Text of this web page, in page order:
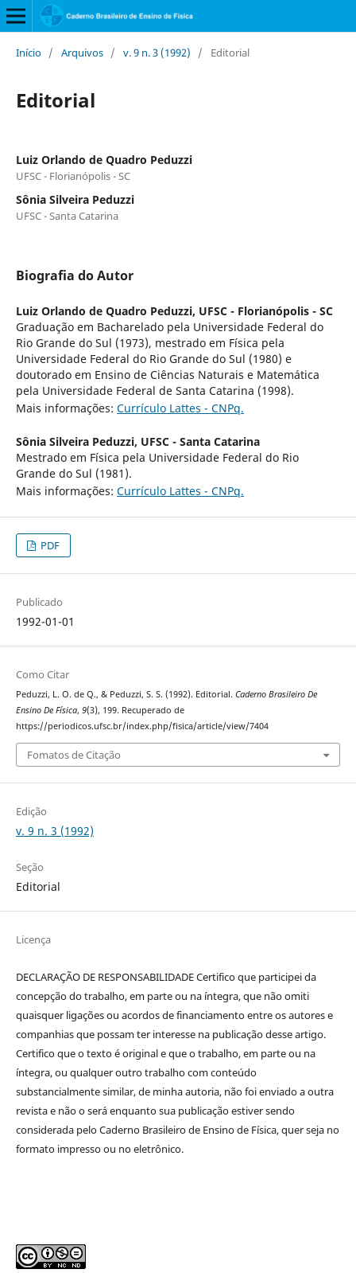
Início / Arquivos / v. 9 n. 3 (1992) / Editorial
Editorial
Luiz Orlando de Quadro Peduzzi
UFSC - Florianópolis - SC
Sônia Silveira Peduzzi
UFSC - Santa Catarina
Biografia do Autor
Luiz Orlando de Quadro Peduzzi, UFSC - Florianópolis - SC
Graduação em Bacharelado pela Universidade Federal do
Rio Grande do Sul (1973), mestrado em Física pela
Universidade Federal do Rio Grande do Sul (1980) e
doutorado em Ensino de Ciências Naturais e Matemática
pela Universidade Federal de Santa Catarina (1998).
Mais informações: Currículo Lattes - CNPq.
Sônia Silveira Peduzzi, UFSC - Santa Catarina
Mestrado em Física pela Universidade Federal do Rio
Grande do Sul (1981).
Mais informações: Currículo Lattes - CNPq.
PDF
Publicado
1992-01-01
Como Citar
Peduzzi, L. O. de Q., & Peduzzi, S. S. (1992). Editorial. Caderno Brasileiro De
Ensino De Física, 9(3), 199. Recuperado de
https://periodicos.ufsc.br/index.php/fisica/article/view/7404
Fomatos de Citação
Edição
v. 9 n. 3 (1992)
Seção
Editorial
Licença
DECLARAÇÃO DE RESPONSABILIDADE Certifico que participei da
concepção do trabalho, em parte ou na íntegra, que não omiti
quaisquer ligações ou acordos de financiamento entre os autores e
companhias que possam ter interesse na publicação desse artigo.
Certifico que o texto é original e que o trabalho, em parte ou na
íntegra, ou qualquer outro trabalho com conteúdo
substancialmente similar, de minha autoria, não foi enviado a outra
revista e não o será enquanto sua publicação estiver sendo
considerada pelo Caderno Brasileiro de Ensino de Física, quer seja no
formato impresso ou no eletrônico.